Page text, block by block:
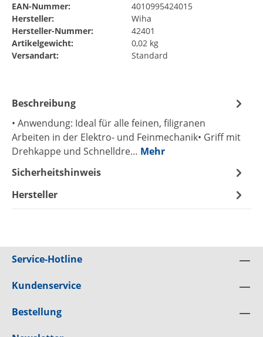
EAN-Nummer:
4010995424015
Hersteller:
Wiha
Hersteller-Nummer:
42401
Artikelgewicht:
0,02 kg
Versandart:
Standard
Beschreibung
• Anwendung: Ideal für alle feinen, filigranen
Arbeiten in der Elektro- und Feinmechanik• Griff mit
Drehkappe und Schnelldre… Mehr
Sicherheitshinweis
Hersteller
Service-Hotline
Kundenservice
Bestellung